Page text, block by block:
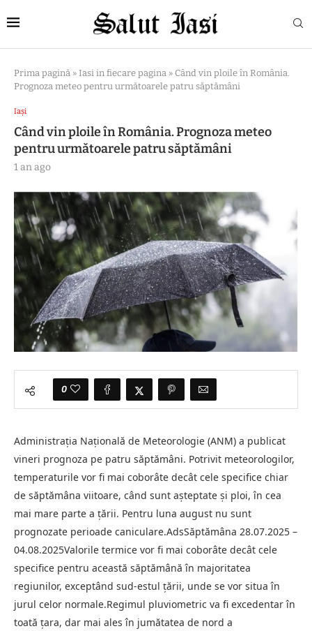
Prima pagină » Iasi in fiecare pagina » Când vin ploile în România.
Prognoza meteo pentru următoarele patru săptămâni
Iași
Când vin ploile în România. Prognoza meteo
pentru următoarele patru săptămâni
1 an ago
0
Administraţia Naţională de Meteorologie (ANM) a publicat
vineri prognoza pe patru săptămâni. Potrivit meteorologilor,
temperaturile vor fi mai coborâte decât cele specifice chiar
de săptămâna viitoare, când sunt aşteptate şi ploi, în cea
mai mare parte a ţării. Pentru luna august nu sunt
prognozate perioade caniculare.AdsSăptămâna 28.07.2025 –
04.08.2025Valorile termice vor fi mai coborâte decât cele
specifice pentru această săptămână în majoritatea
regiunilor, exceptând sud-estul ţării, unde se vor situa în
jurul celor normale.Regimul pluviometric va fi excedentar în
toată ţara, dar mai ales în jumătatea de nord a